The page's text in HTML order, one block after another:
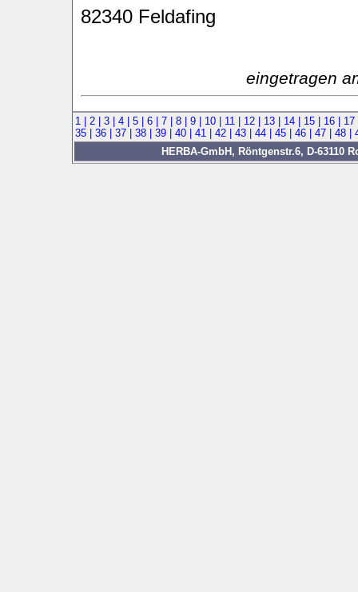
82340 Feldafing
eingetragen
1 | 2 | 3 | 4 | 5 | 6 | 7 | 8 | 9 | 10 | 11 | 12 | 13 | 14 | 15 | 16 |
35 | 36 | 37 | 38 | 39 | 40 | 41 | 42 | 43 | 44 | 45 | 46 | 47 | 48 |
HERBA-GmbH, Röntgenstr.6, D-63110